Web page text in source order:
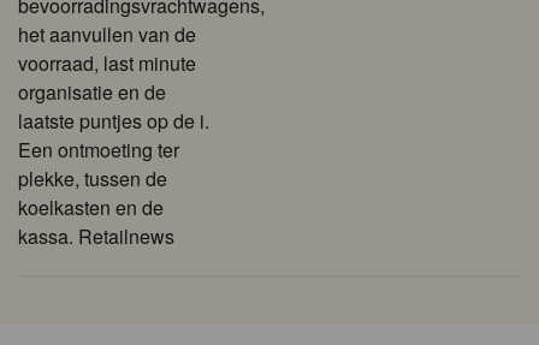
het aanvullen van de
voorraad, last minute
organisatie en de
laatste puntjes op de i.
Een ontmoeting ter
plekke, tussen de
koelkasten en de
kassa. Retailnews